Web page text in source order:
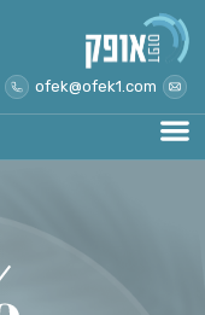
ofek@ofek1.com